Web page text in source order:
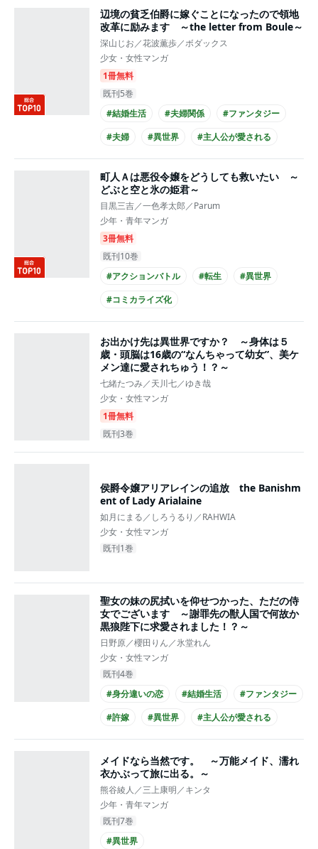
辺境の貧乏伯爵に嫁ぐことになったので領地
改革に励みます ～the letter from Boule～
深山じお／花波薫歩／ボダックス
少女・女性マンガ
1冊無料
既刊5巻
#結婚生活
#夫婦関係
#ファンタジー
#夫婦
#異世界
#主人公が愛される
#王族・貴族との恋愛
#王子様系男子
#犬系男子
#コミカライズ化
町人Ａは悪役令嬢をどうしても救いたい ～
どぶと空と氷の姫君～
目黒三吉／一色孝太郎／Parum
少年・青年マンガ
3冊無料
既刊10巻
#アクションバトル
#転生
#異世界
#コミカライズ化
お出かけ先は異世界ですか？ ～身体は５
歳・頭脳は16歳の“なんちゃって幼女”、美ケ
メン達に愛されちゅう！？～
七緒たつみ／天川七／ゆき哉
少女・女性マンガ
1冊無料
既刊3巻
侯爵令嬢アリアレインの追放 the Banishm
ent of Lady Arialaine
如月にまる／しろうるり／RAHWIA
少女・女性マンガ
既刊1巻
聖女の妹の尻拭いを仰せつかった、ただの侍
女でございます ～謝罪先の獣人国で何故か
黒狼陛下に求愛されました！？～
日野原／櫻田りん／氷堂れん
少女・女性マンガ
既刊4巻
#身分違いの恋
#結婚生活
#ファンタジー
#許嫁
#異世界
#主人公が愛される
#王族・貴族との恋愛
#クール男子
#黒髪男子
#コミカライズ化
メイドなら当然です。 ～万能メイド、濡れ
衣かぶって旅に出る。～
熊谷綾人／三上康明／キンタ
少年・青年マンガ
既刊7巻
#異世界